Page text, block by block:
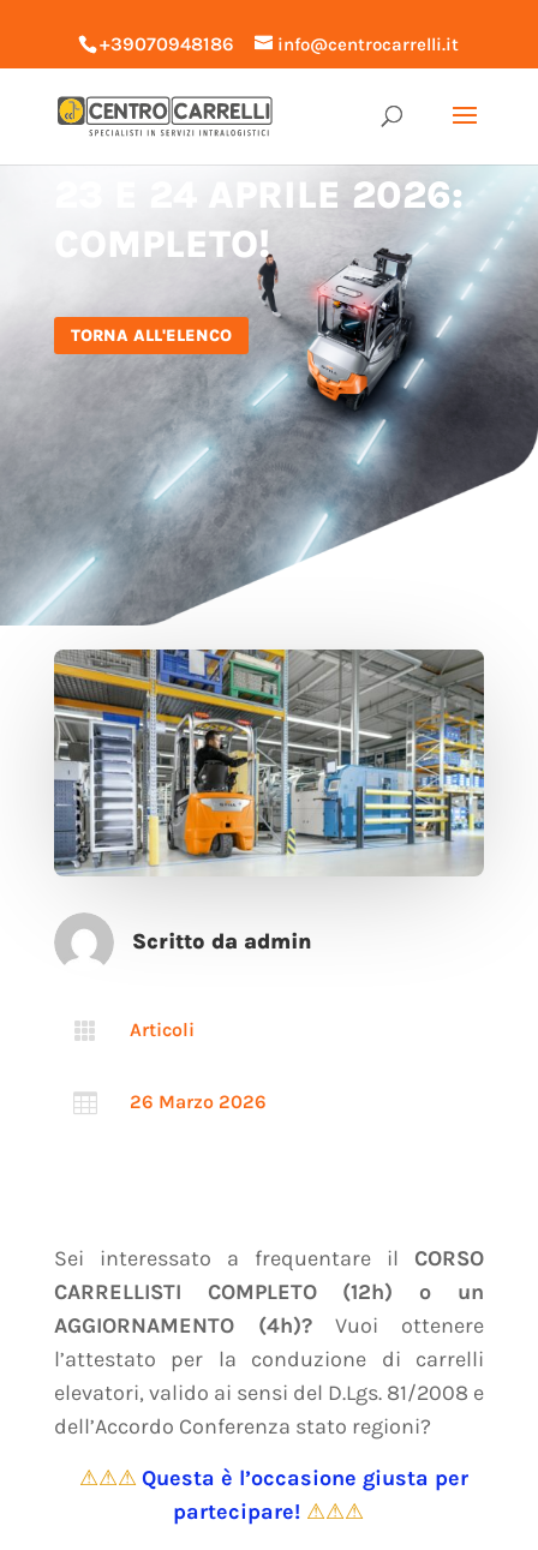
+39070948186 info@centrocarrelli.it
CORSO CARRELLISTI
23 E 24 APRILE 2026:
COMPLETO!
TORNA ALL'ELENCO
Scritto da admin
 Articoli
 26 Marzo 2026
Sei interessato a frequentare il CORSO
CARRELLISTI COMPLETO (12h) o un
AGGIORNAMENTO (4h)?Vuoi ottenere
l’attestato per la conduzione di carrelli
elevatori, valido ai sensi del D.Lgs. 81/2008 e
dell’Accordo Conferenza stato regioni?
⚠⚠⚠ Questa è l’occasione giusta per
partecipare! ⚠⚠⚠